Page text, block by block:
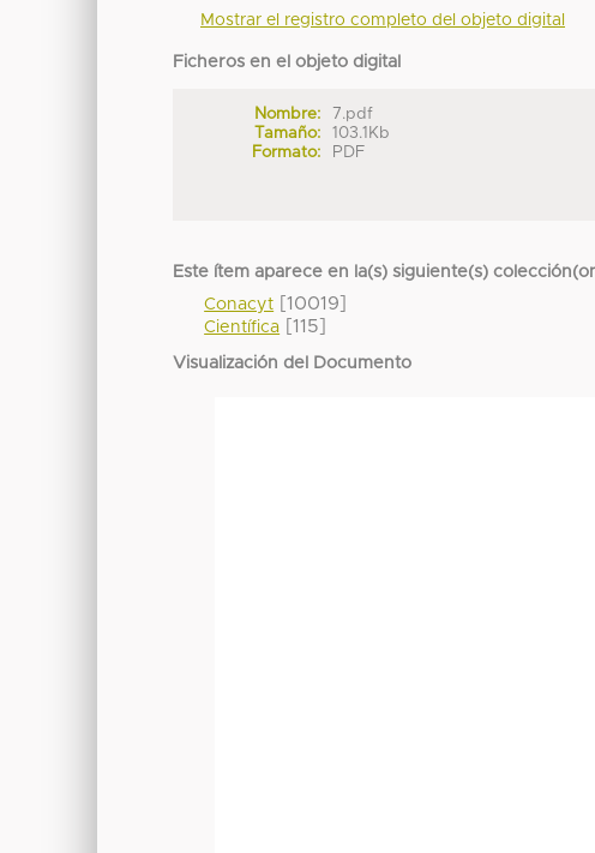
Mostrar el registro completo del objeto digital
Ficheros en el objeto digital
Nombre:
7.pdf
Tamaño:
103.1Kb
Formato:
PDF
Este ítem aparece en la(s) siguiente(s)
Conacyt [10019]
Científica [115]
Visualización del Documento